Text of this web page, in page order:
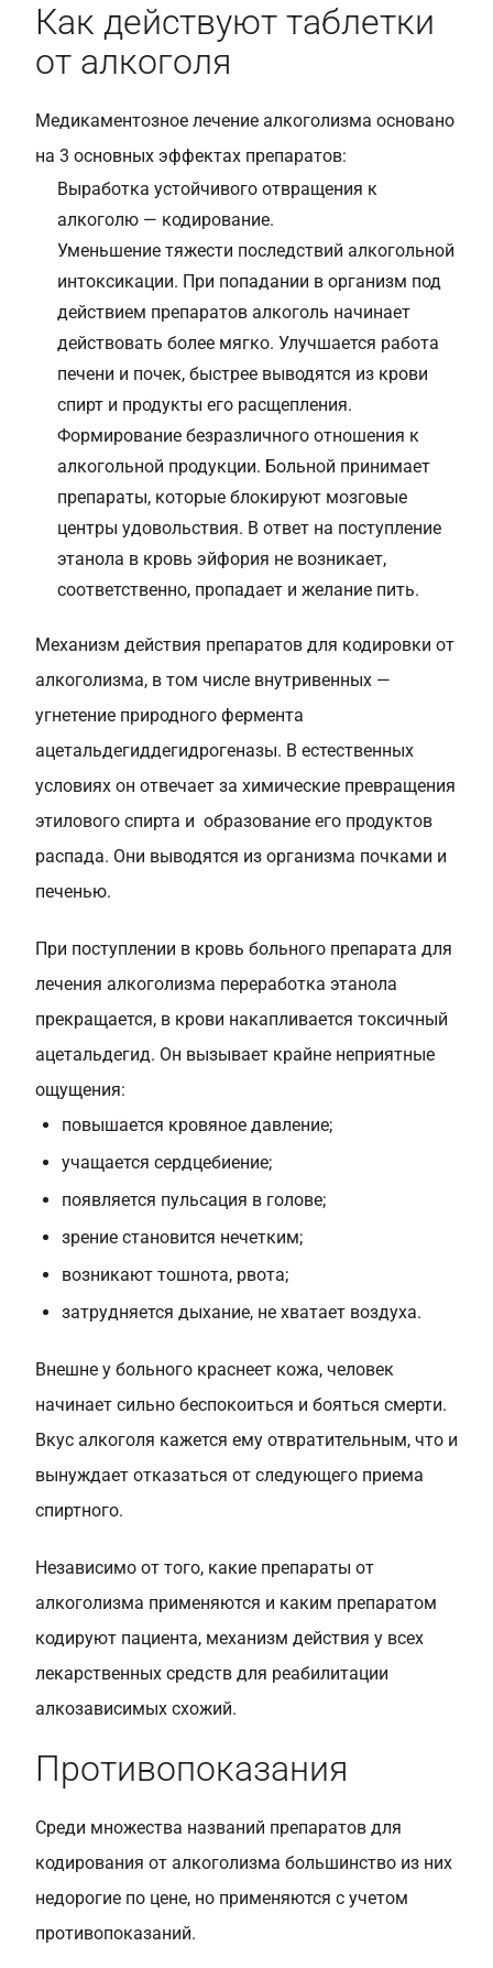
Как действуют таблетки
от алкоголя
Медикаментозное лечение алкоголизма основано
на 3 основных эффектах препаратов:
Выработка устойчивого отвращения к
алкоголю — кодирование.
Уменьшение тяжести последствий алкогольной
интоксикации. При попадании в организм под
действием препаратов алкоголь начинает
действовать более мягко. Улучшается работа
печени и почек, быстрее выводятся из крови
спирт и продукты его расщепления.
Формирование безразличного отношения к
алкогольной продукции. Больной принимает
препараты, которые блокируют мозговые
центры удовольствия. В ответ на поступление
этанола в кровь эйфория не возникает,
соответственно, пропадает и желание пить.
Механизм действия препаратов для кодировки от
алкоголизма, в том числе внутривенных —
угнетение природного фермента
ацетальдегиддегидрогеназы. В естественных
условиях он отвечает за химические превращения
этилового спирта и образование его продуктов
распада. Они выводятся из организма почками и
печенью.
При поступлении в кровь больного препарата для
лечения алкоголизма переработка этанола
прекращается, в крови накапливается токсичный
ацетальдегид. Он вызывает крайне неприятные
ощущения:
повышается кровяное давление;
учащается сердцебиение;
появляется пульсация в голове;
зрение становится нечетким;
возникают тошнота, рвота;
затрудняется дыхание, не хватает воздуха.
Внешне у больного краснеет кожа, человек
начинает сильно беспокоиться и бояться смерти.
Вкус алкоголя кажется ему отвратительным, что и
вынуждает отказаться от следующего приема
спиртного.
Независимо от того, какие препараты от
алкоголизма применяются и каким препаратом
кодируют пациента, механизм действия у всех
лекарственных средств для реабилитации
алкозависимых схожий.
Противопоказания
Среди множества названий препаратов для
кодирования от алкоголизма большинство из них
недорогие по цене, но применяются с учетом
противопоказаний.